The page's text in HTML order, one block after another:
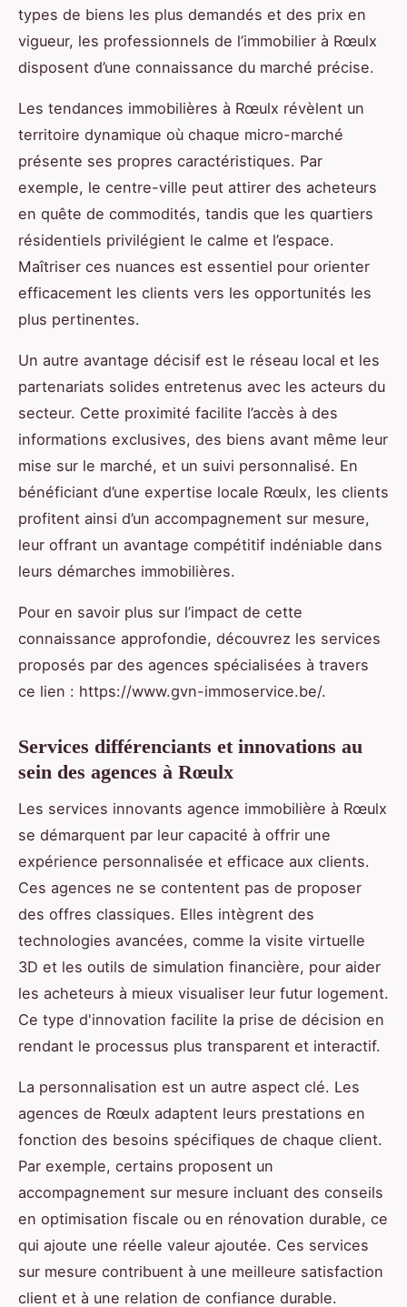
types de biens les plus demandés et des prix en
vigueur, les professionnels de l’immobilier à Rœulx
disposent d’une connaissance du marché précise.
Les tendances immobilières à Rœulx révèlent un
territoire dynamique où chaque micro-marché
présente ses propres caractéristiques. Par
exemple, le centre-ville peut attirer des acheteurs
en quête de commodités, tandis que les quartiers
résidentiels privilégient le calme et l’espace.
Maîtriser ces nuances est essentiel pour orienter
efficacement les clients vers les opportunités les
plus pertinentes.
Un autre avantage décisif est le réseau local et les
partenariats solides entretenus avec les acteurs du
secteur. Cette proximité facilite l’accès à des
informations exclusives, des biens avant même leur
mise sur le marché, et un suivi personnalisé. En
bénéficiant d’une expertise locale Rœulx, les clients
profitent ainsi d’un accompagnement sur mesure,
leur offrant un avantage compétitif indéniable dans
leurs démarches immobilières.
Pour en savoir plus sur l’impact de cette
connaissance approfondie, découvrez les services
proposés par des agences spécialisées à travers
ce lien : https://www.gvn-immoservice.be/.
Services différenciants et innovations au
sein des agences à Rœulx
Les services innovants agence immobilière à Rœulx
se démarquent par leur capacité à offrir une
expérience personnalisée et efficace aux clients.
Ces agences ne se contentent pas de proposer
des offres classiques. Elles intègrent des
technologies avancées, comme la visite virtuelle
3D et les outils de simulation financière, pour aider
les acheteurs à mieux visualiser leur futur logement.
Ce type d'innovation facilite la prise de décision en
rendant le processus plus transparent et interactif.
La personnalisation est un autre aspect clé. Les
agences de Rœulx adaptent leurs prestations en
fonction des besoins spécifiques de chaque client.
Par exemple, certains proposent un
accompagnement sur mesure incluant des conseils
en optimisation fiscale ou en rénovation durable, ce
qui ajoute une réelle valeur ajoutée. Ces services
sur mesure contribuent à une meilleure satisfaction
client et à une relation de confiance durable.